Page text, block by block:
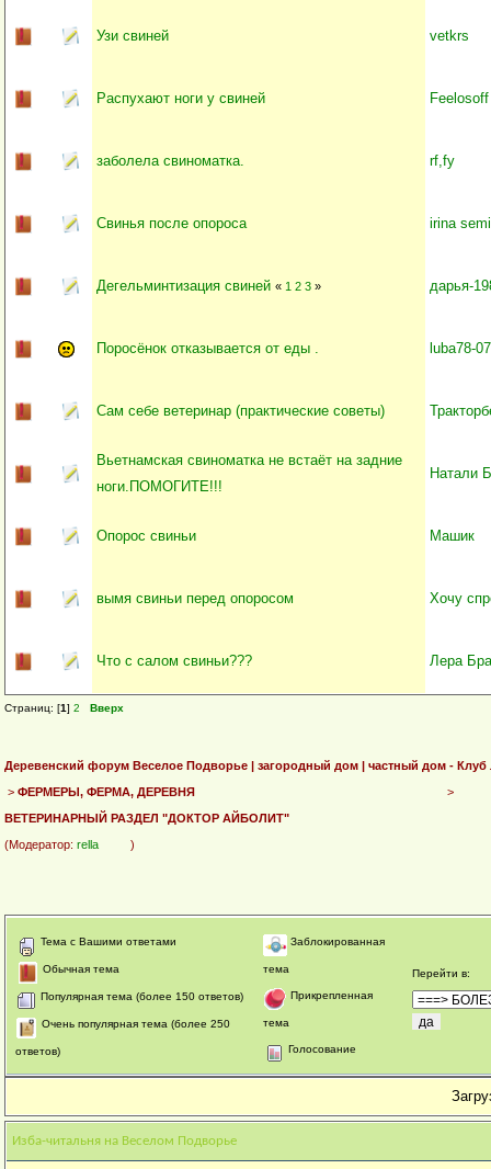
Узи свиней vetkrs
Распухают ноги у свиней Feelosoff
заболела свиноматка. rf,fy
Свинья после опороса irina
Дегельминтизация свиней « 1 2 3 » дарья-
Поросёнок отказывается от еды . luba78-07
Сам себе ветеринар (практические советы)
Вьетнамская свиноматка не встаёт на задние
ноги.ПОМОГИТЕ!!!
Натали
Опорос свиньи Машик
вымя свиньи перед опоросом Хочу
Что с салом свиньи??? Лера
Страниц: [1] 2 Вверх
Деревенский форум Веселое Подворье | загородный дом | частный дом - Клуб
> ФЕРМЕРЫ, ФЕРМА, ДЕРЕВНЯ
>
ВЕТЕРИНАРНЫЙ РАЗДЕЛ "ДОКТОР АЙБОЛИТ"
(Модератор: rella )
Тема с Вашими ответами
Обычная тема
Популярная тема (более 150 ответов)
Очень популярная тема (более 250
ответов)
Заблокированная
тема
Прикрепленная
тема
Голосование
Перейти в:
Изба-читальня на Веселом Подворье